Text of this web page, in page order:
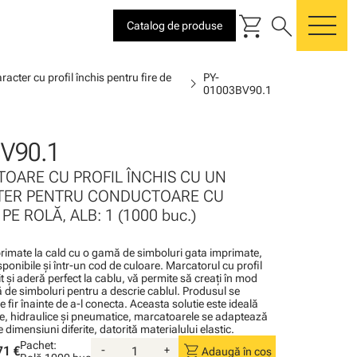
Catalog de produse shopping_cart search
cu profil închis pentru fire de
chevron_rightPY-
01003BV90.1
CU PROFIL ÎNCHIS CU UN
PENTRU CONDUCTOARE CU
ROLĂ, ALB: 1 (1000 buc.)
la cald cu o gamă de simboluri gata imprimate,
şi într-un cod de culoare. Marcatorul cu profil
şi aderă perfect la cablu, vă permite să creaţi în mod
de simboluri pentru a descrie cablul. Produsul se
fir înainte de a-l conecta. Aceasta solutie este ideală
hidraulice şi pneumatice, marcatoarele se adaptează
dimensiuni diferite, datorită materialului elastic.
€Pachet:
- + shopping_cart Adaugă în coș